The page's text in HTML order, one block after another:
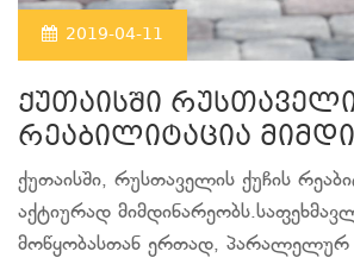
2019-04-11
ქუთაისში
რეაბილიტაცია
ქუთაისში, რუსთაველის ქუჩის
აქტიურად
მოწყობასთან ერთად, პარალელურ